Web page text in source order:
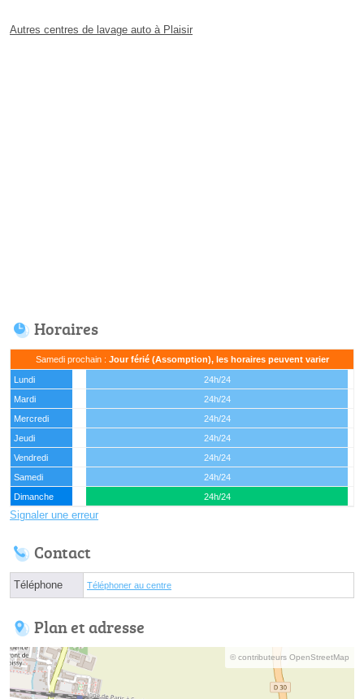
Autres centres de lavage auto à Plaisir
Horaires
Samedi prochain : Jour férié (Assomption), les horaires peuvent varier
Lundi
24h/24
Mardi
24h/24
Mercredi
24h/24
Jeudi
24h/24
Vendredi
24h/24
Samedi
24h/24
Dimanche
24h/24
Signaler une erreur
Contact
Téléphone Téléphoner au centre
Plan et adresse
© contributeurs OpenStreetMap